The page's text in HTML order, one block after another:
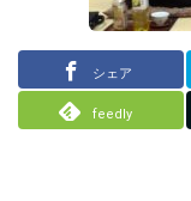
シェア
feedly